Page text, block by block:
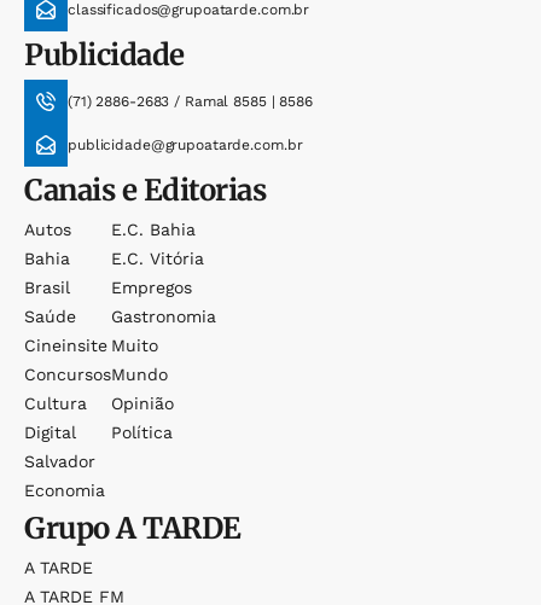
classificados@grupoatarde.com.br
Publicidade
(71) 2886-2683 / Ramal 8585 | 8586
publicidade@grupoatarde.com.br
Canais e Editorias
Autos
Bahia
Brasil
Saúde
Cineinsite
Concursos
Cultura
Digital
Salvador
Economia
E.c. Bahia
E.c. Vitória
Empregos
Gastronomia
Muito
Mundo
Opinião
Política
GrupoA TARDE
A TARDE
A TARDE FM